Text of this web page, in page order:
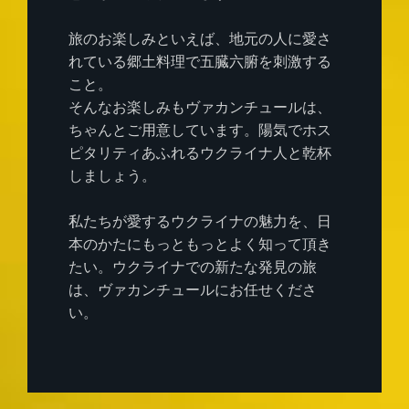
旅のお楽しみといえば、地元の人に愛さ
れている郷土料理で五臓六腑を刺激する
こと。
そんなお楽しみもヴァカンチュールは、
ちゃんとご用意しています。陽気でホス
ピタリティあふれるウクライナ人と乾杯
しましょう。
私たちが愛するウクライナの魅力を、日
本のかたにもっともっとよく知って頂き
たい。ウクライナでの新たな発見の旅
は、ヴァカンチュールにお任せくださ
い。